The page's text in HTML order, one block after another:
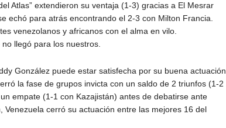
Atlas” extendieron su ventaja (1-3) gracias a El Mesrar
echó para atrás encontrando el 2-3 con Milton Francia.
venezolanos y africanos con el alma en vilo.
llegó para los nuestros.
González puede estar satisfecha por su buena actuación
la fase de grupos invicta con un saldo de 2 triunfos (1-2
empate (1-1 con Kazajistán) antes de debatirse ante
Venezuela cerró su actuación entre las mejores 16 del